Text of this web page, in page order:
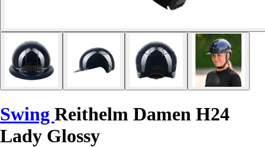
Swing Reithelm Damen H24
Lady Glossy